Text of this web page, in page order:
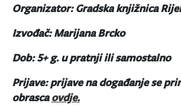
Organizator: Gradska knjižnica
Izvođač: Marijana Brcko
Dob: 5+ g. u pratnji ili samostalno
Prijave: prijave na događanje se
obrascaovdje.